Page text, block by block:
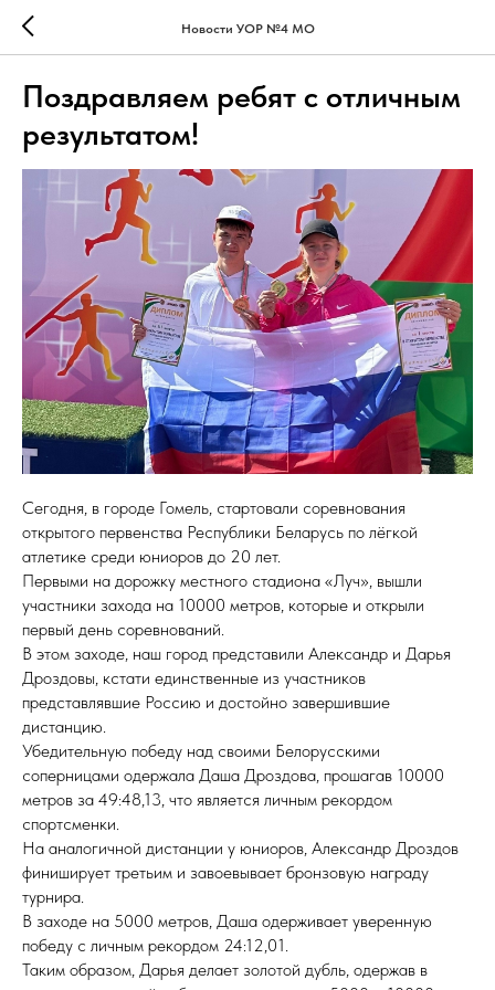
Новости УОР №4 МО
Поздравляем ребят с отличным
результатом!
Сегодня, в городе Гомель, стартовали соревнования
открытого первенства Республики Беларусь по лёгкой
атлетике среди юниоров до 20 лет.
Первыми на дорожку местного стадиона «Луч», вышли
участники захода на 10000 метров, которые и открыли
первый день соревнований.
В этом заходе, наш город представили Александр и Дарья
Дроздовы, кстати единственные из участников
представлявшие Россию и достойно завершившие
дистанцию.
Убедительную победу над своими Белорусскими
соперницами одержала Даша Дроздова, прошагав 10000
метров за 49:48,13, что является личным рекордом
спортсменки.
На аналогичной дистанции у юниоров, Александр Дроздов
финиширует третьим и завоевывает бронзовую награду
турнира.
В заходе на 5000 метров, Даша одерживает уверенную
победу с личным рекордом 24:12,01.
Таким образом, Дарья делает золотой дубль, одержав в